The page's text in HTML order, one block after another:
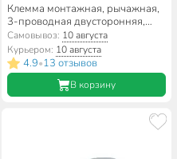
Клемма монтажная, рычажная,
3-проводная двусторонняя,
General Lighting Systems,
800485
Самовывоз: 10 августа
Курьером: 10 августа
4.9•13 отзывов
В корзину